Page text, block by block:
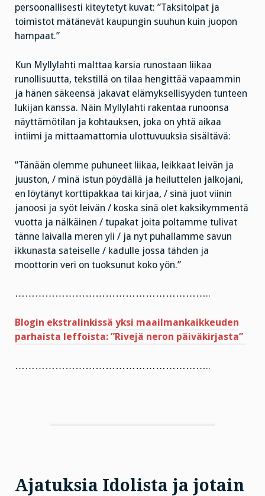
persoonallisesti kiteytetyt kuvat: ”Taksitolpat ja
toimistot mätänevät kaupungin suuhun kuin juopon
hampaat.”
Kun Myllylahti malttaa karsia runostaan liikaa
runollisuutta, tekstillä on tilaa hengittää vapaammin
ja hänen säkeensä jakavat elämyksellisyyden tunteen
lukijan kanssa. Näin Myllylahti rakentaa runoonsa
näyttämötilan ja kohtauksen, joka on yhtä aikaa
intiimi ja mittaamattomia ulottuvuuksia sisältävä:
”Tänään olemme puhuneet liikaa, leikkaat leivän ja
juuston, / minä istun pöydällä ja heiluttelen jalkojani,
en löytänyt korttipakkaa tai kirjaa, / sinä juot viinin
janoosi ja syöt leivän / koska sinä olet kaksikymmentä
vuotta ja nälkäinen / tupakat joita poltamme tulivat
tänne laivalla meren yli / ja nyt puhallamme savun
ikkunasta sateiselle / kadulle jossa tähden ja
moottorin veri on tuoksunut koko yön.”
…………………………………………………..
Blogin ekstralinkissä yksi maailmankaikkeuden
parhaista leffoista: ”Rivejä neron päiväkirjasta”
…………………………………………………..
Ajatuksia Idolista ja jotain